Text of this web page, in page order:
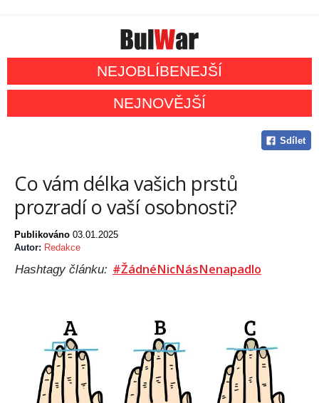
NEJOBLÍBENEJŠÍ
NEJNOVĚJŠÍ
Sdílet
Co vám délka vašich prstů
prozradí o vaší osobnosti?
Publikováno 03.01.2025
Autor: Redakce
Hashtagy článku: #ŽádnéNicNásNenapadlo